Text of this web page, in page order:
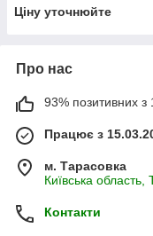
Ціну уточнюйте
Про нас
93% позитивних з
Працює з
м. Тарасовка
Київська область,
Контакти